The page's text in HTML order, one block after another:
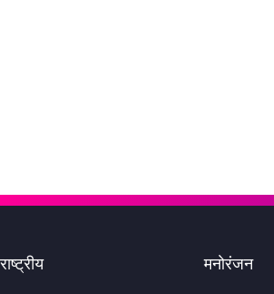
राष्ट्रीय मनोरंजन